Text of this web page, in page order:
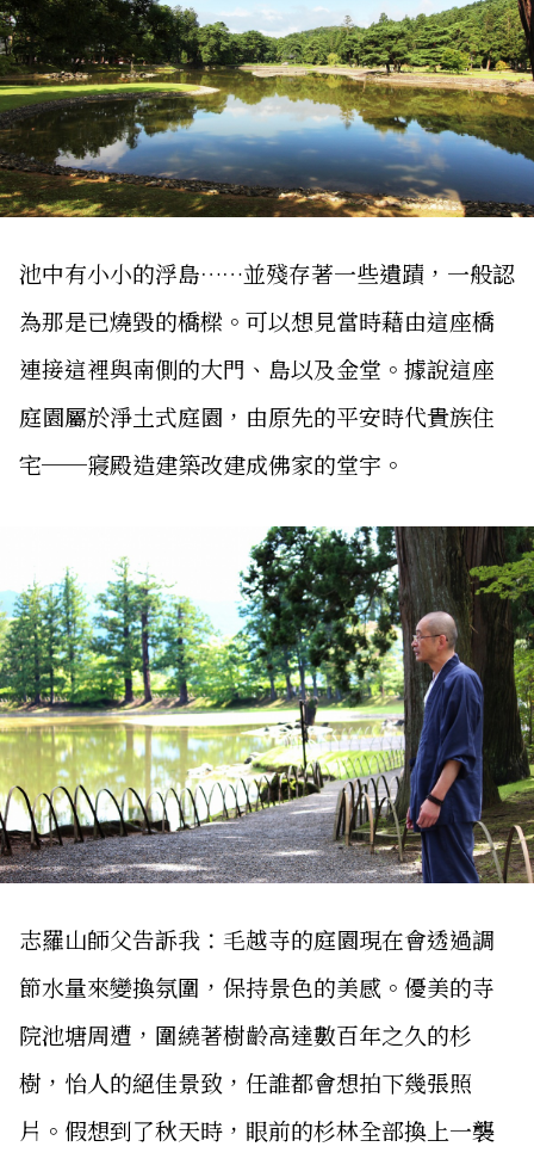
池中有小小的浮島……並殘存著一些遺蹟，一般認
為那是已燒毀的橋樑。可以想見當時藉由這座橋
連接這裡與南側的大門、島以及金堂。據說這座
庭園屬於淨土式庭園，由原先的平安時代貴族住
宅──寢殿造建築改建成佛家的堂宇。
志羅山師父告訴我：毛越寺的庭園現在會透過調
節水量來變換氛圍，保持景色的美感。優美的寺
院池塘周遭，圍繞著樹齡高達數百年之久的杉
樹，怡人的絕佳景致，任誰都會想拍下幾張照
片。假想到了秋天時，眼前的杉林全部換上一襲